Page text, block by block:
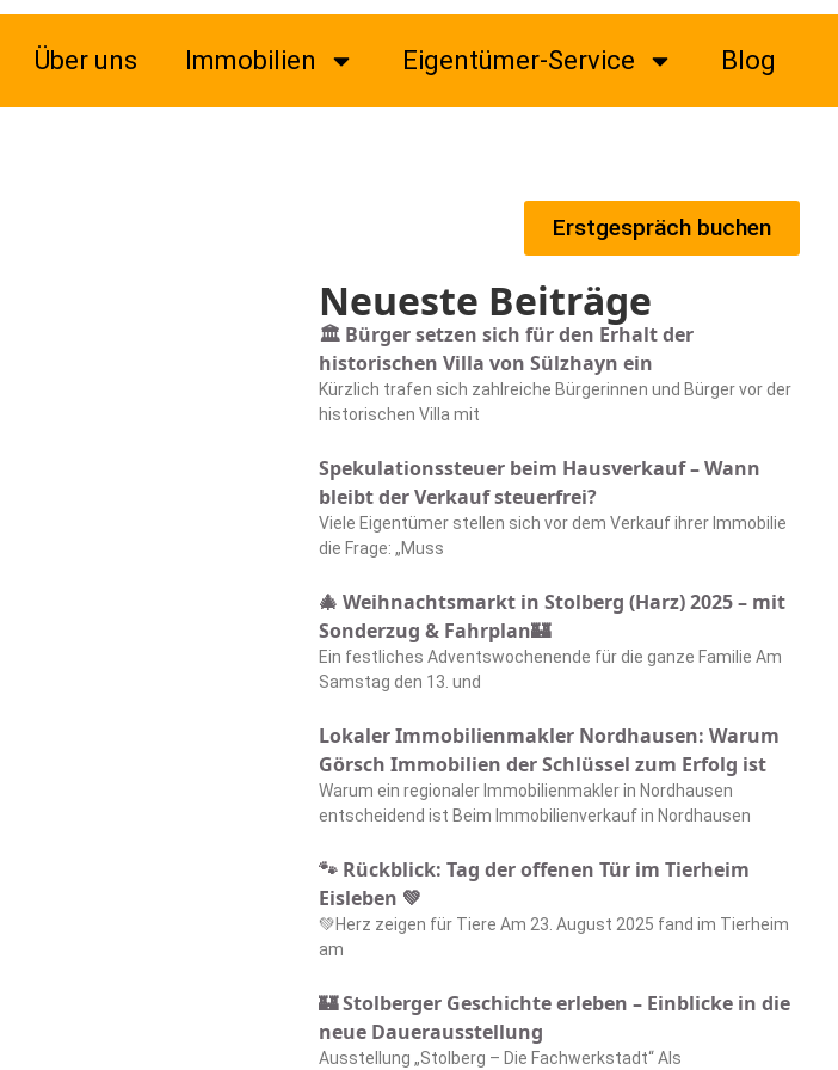
Über uns Immobilien Eigentümer-Service Blog
Erstgespräch buchen
Neueste Beiträge
🏛️ Bürger setzen sich für den Erhalt der
historischen Villa von Sülzhayn ein
Kürzlich trafen sich zahlreiche Bürgerinnen und Bürger vor der
historischen Villa mit
Spekulationssteuer beim Hausverkauf – Wann
bleibt der Verkauf steuerfrei?
Viele Eigentümer stellen sich vor dem Verkauf ihrer Immobilie
die Frage: „Muss
🎄 Weihnachtsmarkt in Stolberg (Harz) 2025 – mit
Sonderzug & Fahrplan🏰
Ein festliches Adventswochenende für die ganze Familie Am
Samstag den 13. und
Lokaler Immobilienmakler Nordhausen: Warum
Görsch Immobilien der Schlüssel zum Erfolg ist
Warum ein regionaler Immobilienmakler in Nordhausen
entscheidend ist Beim Immobilienverkauf in Nordhausen
🐾 Rückblick: Tag der offenen Tür im Tierheim
Eisleben 💚
💚Herz zeigen für Tiere Am 23. August 2025 fand im Tierheim
am
🏰 Stolberger Geschichte erleben – Einblicke in die
neue Dauerausstellung
Ausstellung „Stolberg – Die Fachwerkstadt“ Als